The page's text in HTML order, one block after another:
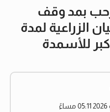
بمد وقف
الزراعية لمدة
للأسمدة